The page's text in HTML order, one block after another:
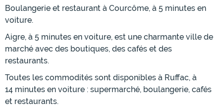
Boulangerie et restaurant à Courcôme, à 5 minutes en
voiture.
Aigre, à 5 minutes en voiture, est une charmante ville de
marché avec des boutiques, des cafés et des
restaurants.
Toutes les commodités sont disponibles à Ruffac, à
14 minutes en voiture : supermarché, boulangerie, cafés
et restaurants.